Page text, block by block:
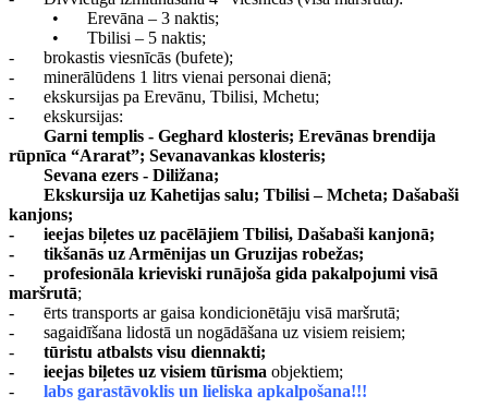
•
Erevāna – 3 naktis;
•
Tbilisi – 5 naktis;
-
brokastis viesnīcās (bufete);
-
minerālūdens 1 litrs vienai personai dienā;
-
ekskursijas pa Erevānu, Tbilisi, Mchetu;
-
ekskursijas:
Garni templis - Geghard klosteris; Erevānas brendija
rūpnīca “Ararat”; Sevanavankas klosteris;
Sevana ezers - Diližana;
Ekskursija uz Kahetijas salu; Tbilisi – Mcheta; Dašabaši
kanjons;
-
ieejas biļetes uz pacēlājiem Tbilisi, Dašabaši kanjonā;
-
tikšanās uz Armēnijas un Gruzijas robežas;
-
profesionāla krieviski runājoša gida pakalpojumi visā
maršrutā;
-
ērts transports ar gaisa kondicionētāju visā maršrutā;
-
sagaidīšana lidostā un nogādāšana uz visiem reisiem;
-
tūristu atbalsts visu diennakti;
-
ieejas biļetes uz visiem tūrisma objektiem;
-
labs garastāvoklis un lieliska apkalpošana!!!